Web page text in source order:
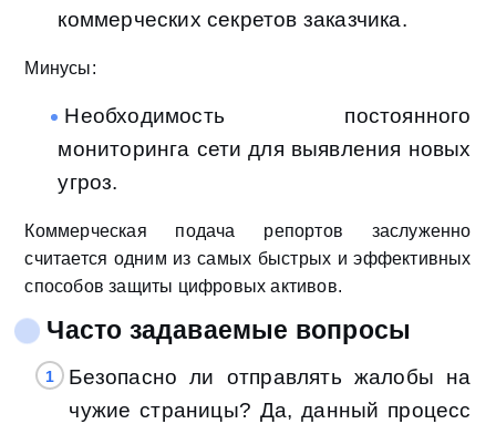
коммерческих секретов заказчика.
Минусы:
Необходимость постоянного
мониторинга сети для выявления новых
угроз.
Коммерческая подача репортов заслуженно
считается одним из самых быстрых и эффективных
способов защиты цифровых активов.
Часто задаваемые вопросы
Безопасно ли отправлять жалобы на
чужие страницы? Да, данный процесс